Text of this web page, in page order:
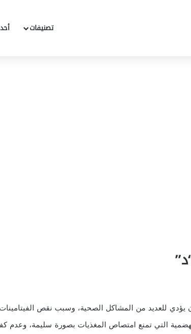
تصنيفات
للعديد من المشاكل الصحية، وسبب نقص
التي تمنع امتصاص المغذيات بصورة سليمة، وعدم